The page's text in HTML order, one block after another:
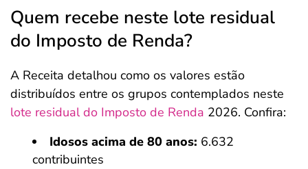
Quem recebe neste lote residual
do Imposto de Renda?
A Receita detalhou como os valores estão
distribuídos entre os grupos contemplados neste
lote residual do Imposto de Renda 2026. Confira:
Idosos acima de 80 anos: 6.632
contribuintes